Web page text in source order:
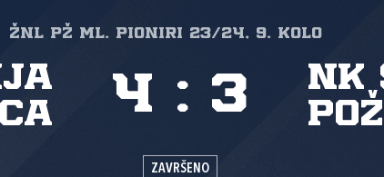
ŽNL PŽ ml. pioniri 23/24, 9. kolo
4 : 3
ZAVRŠENO